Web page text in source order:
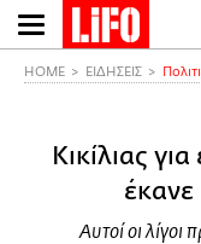
Παράκαμψη
προς
HOME ΕΙΔΗΣΕΙΣ
Κικίλιας
Αυτοί οι